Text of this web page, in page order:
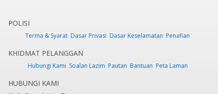
POLISI
Terma & Syarat Dasar Privasi Dasar Keselamatan Penafian
KHIDMAT PELANGGAN
Hubungi Kami Soalan Lazim Pautan Bantuan Peta Laman
HUBUNGI KAMI